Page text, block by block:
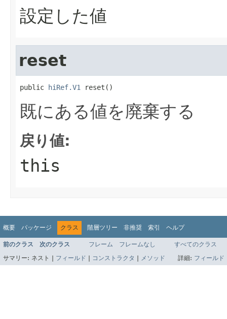
設定した値
reset
public hiRef.V1 reset()
既にある値を廃棄する
戻り値:
this
概要 パッケージ クラス 階層ツリー 非推奨 索引 ヘルプ
前のクラス 次のクラス フレーム フレームなし
すべてのクラス
サマリー: ネスト | フィールド コンストラクタ メソッド 詳細: フィールド